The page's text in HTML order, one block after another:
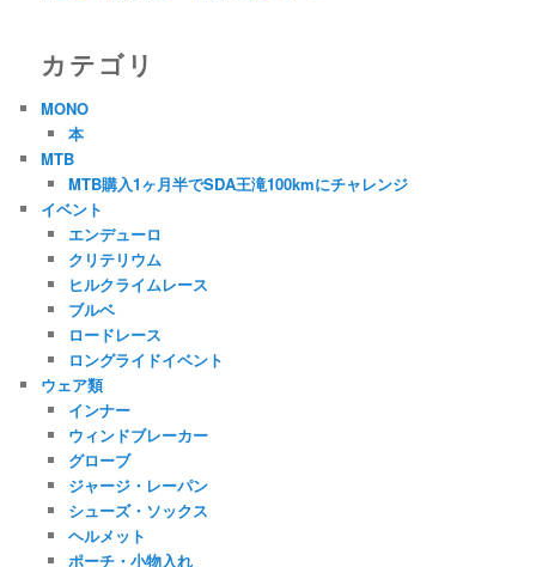
カテゴリ
MONO
本
MTB
MTB購入1ヶ月半でSDA王滝100kmにチャレンジ
イベント
エンデューロ
クリテリウム
ヒルクライムレース
ブルベ
ロードレース
ロングライドイベント
ウェア類
インナー
ウィンドブレーカー
グローブ
ジャージ・レーパン
シューズ・ソックス
ヘルメット
ポーチ・小物入れ